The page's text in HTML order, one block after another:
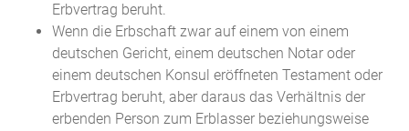
Erbvertrag beruht.
Wenn die Erbschaft zwar auf einem von einem
deutschen Gericht, einem deutschen Notar oder
einem deutschen Konsul eröffneten Testament oder
Erbvertrag beruht, aber daraus das Verhältnis der
erbenden Person zum Erblasser beziehungsweise